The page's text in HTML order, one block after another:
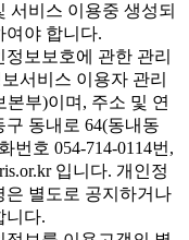
서비스 이용중 생성되
여야 합니다.
보보호에 관한 관리
서비스 이용자 관리
부)이며, 주소 및 연
동내로 64(동내동
번호 054-714-0114번,
입니다. 개인정
은 별도로 공지하거나
니다.